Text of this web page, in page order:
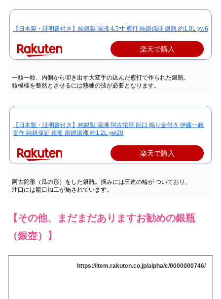
【日本製・証明書付き】純銀製 湯沸 4.5寸 霰打 純銀保証 銀瓶 約1.0L yw6
楽天で購入
一粒一粒、内側から叩き出す大変手の込んだ霰打で作られた銀瓶。
粒模様を整然とさせるには熟練の技が必要となります。
【日本製・証明書付き】純銀製 湯沸 阿古陀形 龍口 鳴り金付き 伊藤一政
堂作 純銀保証 銀瓶 南鐐湯沸 約1.2L yw20
楽天で購入
阿古陀形（瓜の形）をした銀瓶。摘みには三連の輪が ついており、
注口には龍口加工が施されています。
【その他、まだまだありますお勧めの銀瓶
（銀壺）】
https://item.rakuten.co.jp/alpha/c/0000000746/